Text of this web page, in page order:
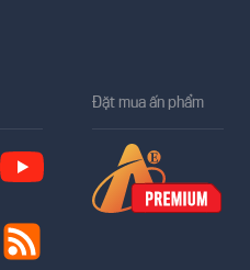
Đặt mua ấn phẩm